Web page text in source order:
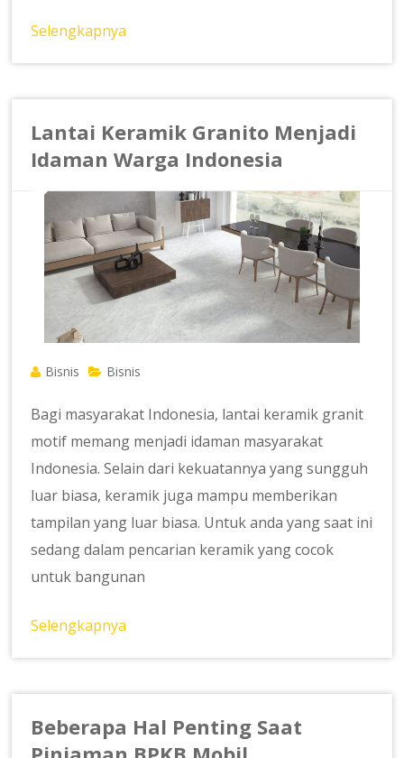
Selengkapnya
Lantai Keramik Granito Menjadi
Idaman Warga Indonesia
Bisnis Bisnis
Bagi masyarakat Indonesia, lantai keramik granit
motif memang menjadi idaman masyarakat
Indonesia. Selain dari kekuatannya yang sungguh
luar biasa, keramik juga mampu memberikan
tampilan yang luar biasa. Untuk anda yang saat ini
sedang dalam pencarian keramik yang cocok
untuk bangunan
Selengkapnya
Beberapa Hal Penting Saat